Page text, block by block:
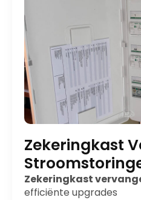
Zekeringkast
Zekeringkast
efficiënte upgrades